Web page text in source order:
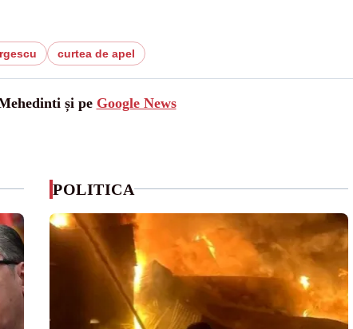
curtea de apel
și pe Google News
POLITICA